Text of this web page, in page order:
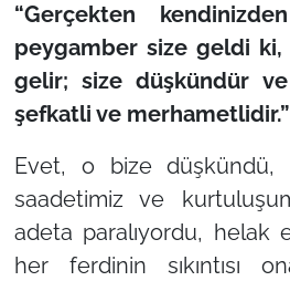
“Gerçekten
peygamber size geldi ki,
gelir; size düşkündür
şefkatli ve merhametlidir.”
Evet, o bize düşkündü,
saadetimiz ve
adeta paralıyordu, helak
her ferdinin sıkıntısı